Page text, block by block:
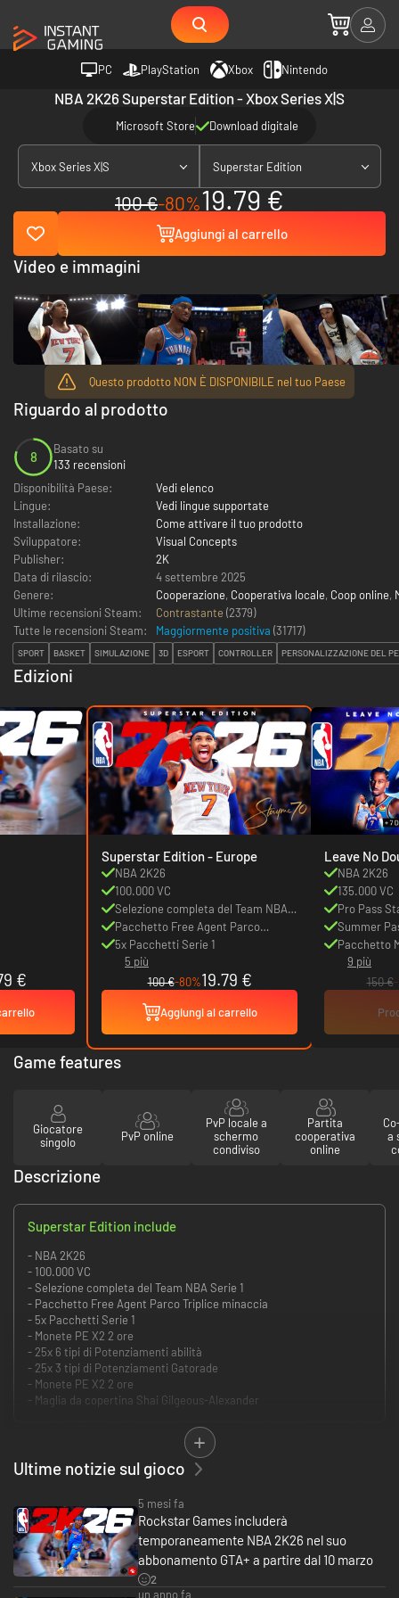
PC PlayStation Xbox Nintendo
NBA 2K26 Superstar Edition - Xbox Series X|S
Microsoft Store Download digitale
Xbox Series X|S Superstar Edition
100 €-80%19.79 €
Aggiungi al carrello
Questo prodotto NON È DISPONIBILE nel tuo Paese
Riguardo al prodotto
8
Basato su
133 recensioni
Disponibilità Paese:
Vedi elenco
Lingue:
Vedi lingue supportate
Installazione:
Come attivare il tuo prodotto
Sviluppatore:
Visual Concepts
Publisher:
2K
Data di rilascio:
4 settembre 2025
Genere:
Cooperazione, Cooperativa locale, Coop online,
Ultime recensioni Steam:
Contrastante (2379)
Tutte le recensioni Steam:
Maggiormente positiva (31717)
SPORT BASKET SIMULAZIONE 3D ESPORT CONTROLLER PERSONALIZZAZIONE DEL
Edizioni
€
Superstar Edition - Europe
NBA 2K26
100.000 VC
Selezione completa del Team NBA
Serie 1
Pacchetto Free Agent Parco
Triplice minaccia
5x Pacchetti Serie 1
5 più
100 €-80%19.79 €
Aggiungi al carrello
Leave No
NBA 2K26
135.000 VC
Pro Pass
Summer
9)
Pacchetto
9 più
150 €
Video e immagini
Game features
Giocatore
singolo
PvP online
PvP locale a
schermo
condiviso
Partita
cooperativa
online
a
Descrizione
Superstar Edition include
- NBA 2K26
- 100.000 VC
- Selezione completa del Team NBA Serie 1
- Pacchetto Free Agent Parco Triplice minaccia
- 5x Pacchetti Serie 1
- Monete PE X2 2 ore
- 25x 6 tipi di Potenziamenti abilità
- 25x 3 tipi di Potenziamenti Gatorade
- Monete PE X2 2 ore
- Maglia da copertina Shai Gilgeous-Alexander
Pre-ordina* l'Edizione Superstar di NBA 2K26 per ricevere 10.000 Valuta
L'edizione include valuta virtuale, contenuti MyTEAM e La mia CARRIERA,
100.000 VC
7 giorni di Accesso anticipato**
MyTEAM
Selezione completa del Team NBA Serie 1
Ultime notizie sul gioco
5 mesi fa
Rockstar Games includerà
temporaneamente NBA 2K26 nel suo
abbonamento GTA+ a partire dal 10 marzo
2
un anno fa